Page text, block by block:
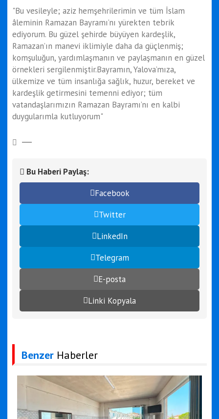
"Bu vesileyle; aziz hemşehrilerimin ve tüm İslam
âleminin Ramazan Bayramı’nı yürekten tebrik
ediyorum. Bu güzel şehirde büyüyen kardeşlik,
Ramazan’ın manevi iklimiyle daha da güçlenmiş;
komşuluğun, yardımlaşmanın ve paylaşmanın en güzel
örnekleri sergilenmiştir.Bayramın, Yalova’mıza,
ülkemize ve tüm insanlığa sağlık, huzur, bereket ve
kardeşlik getirmesini temenni ediyor; tüm
vatandaşlarımızın Ramazan Bayramı’nı en kalbi
duygularımla kutluyorum"
Bu Haberi Paylaş:
Facebook
Twitter
LinkedIn
Telegram
E-posta
Linki Kopyala
Benzer Haberler